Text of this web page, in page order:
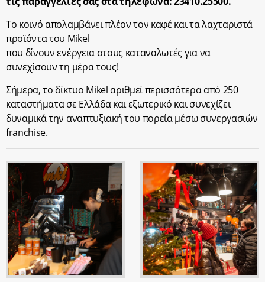
Το κοινό απολαμβάνει πλέον τον καφέ και τα λαχταριστά
προϊόντα του Mikel
που δίνουν ενέργεια στους καταναλωτές για να
συνεχίσουν τη μέρα τους!
Σήμερα, το δίκτυο Mikel αριθμεί περισσότερα από 250
καταστήματα σε Ελλάδα και εξωτερικό και συνεχίζει
δυναμικά την αναπτυξιακή του πορεία μέσω συνεργασιών
franchise.